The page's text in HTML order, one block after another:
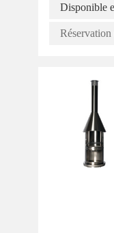
Disponible